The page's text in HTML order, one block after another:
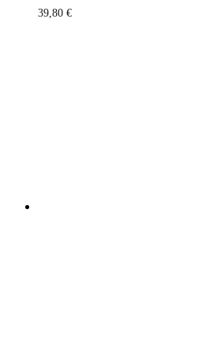
39,80 €